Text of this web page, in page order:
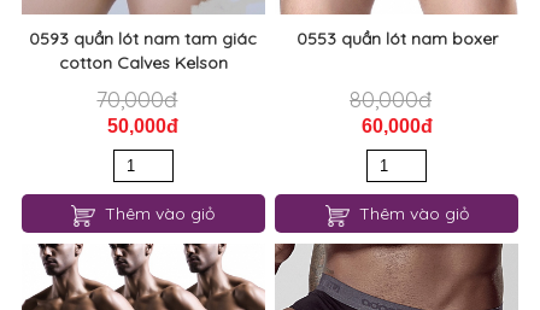
0593 quần lót nam tam giác
cotton Calves Kelson
70,000đ
50,000đ
Thêm vào giỏ
0553 quần lót nam boxer
80,000đ
60,000đ
Thêm vào giỏ